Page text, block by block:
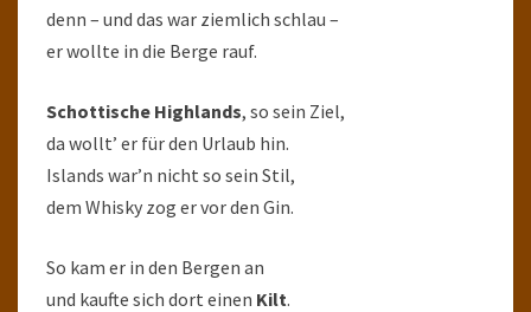
denn – und das war ziemlich schlau –
er wollte in die Berge rauf.
Schottische Highlands, so sein Ziel,
da wollt’ er für den Urlaub hin.
Islands war’n nicht so sein Stil,
dem Whisky zog er vor den Gin.
So kam er in den Bergen an
und kaufte sich dort einen Kilt.